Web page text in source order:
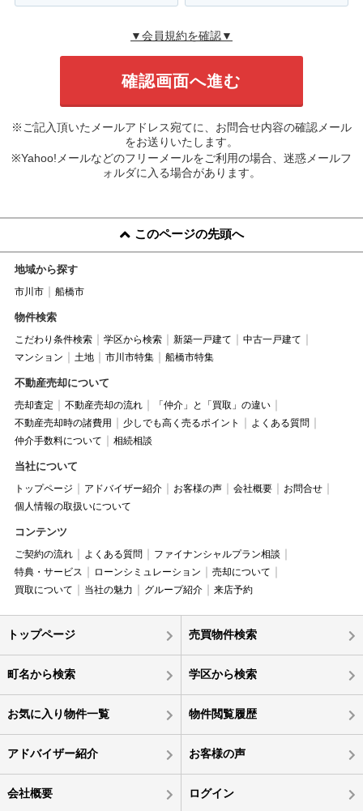
▼会員規約を確認▼
※ご記入頂いたメールアドレス宛てに、お問合せ内容の確認メール
をお送りいたします。
※Yahoo!メールなどのフリーメールをご利用の場合、迷惑メールフ
ォルダに入る場合があります。
このページの先頭へ
地域から探す
市川市 船橋市
物件検索
こだわり条件検索 学区から検索 新築一戸建て
中古一戸建て
マンション
土地 市川市特集 船橋市特集
不動産売却について
売却査定 不動産売却の流れ
「仲介」と「買取」の違い
不動産売却時の諸費用
少しでも高く売るポイント
よくある質問
仲介手数料について
相続相談
当社について
トップページ アドバイザー紹介 お客様の声 会社概要
お問合せ
個人情報の取扱いについて
コンテンツ
ご契約の流れ よくある質問
ファイナンシャルプラン相談
特典・サービス
ローンシミュレーション
売却について
買取について
当社の魅力 グループ紹介 来店予約
トップページ 売買物件検索
町名から検索 学区から検索
お気に入り物件一覧 物件閲覧履歴
アドバイザー紹介 お客様の声
会社概要 ログイン